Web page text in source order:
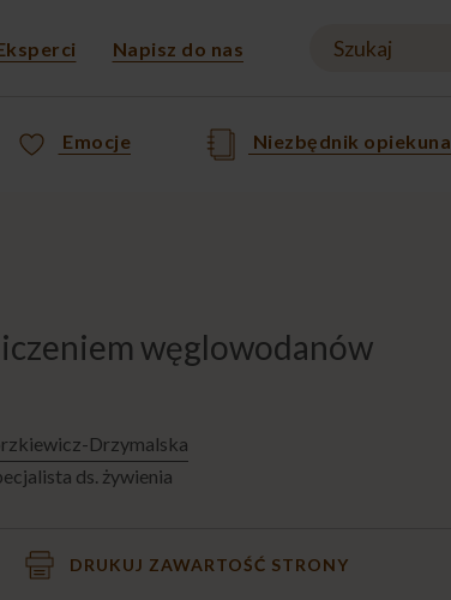
Napisz do nas Szukaj
Emocje Niezbędnik opiekuna
węglowodanów
Drzymalska
ds. żywienia
DRUKUJ ZAWARTOŚĆ STRONY